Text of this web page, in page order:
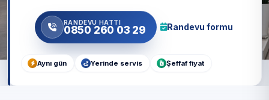
RANDEVU HATTI
0850 260 03 29 Randevu formu
Aynı gün Yerinde servis Şeffaf fiyat